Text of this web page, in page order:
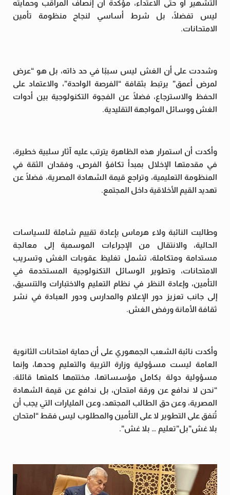
التشهير أو حتى الاعتداء، مؤكدة أن إنصاف المراقب وحمايته
ليس تفضلًا، بل شرط أساسي لنجاح منظومة تأمين
الامتحانات.
وشددت على أن الغش ليس سببًا في حد ذاته، بل هو “عرض
لمرض أعمق” يرتبط بثقافة “الفرصة الواحدة”، والاعتماد على
الحفظ والاسترجاع، فضلًا عن الفجوة التكنولوجية بين أدوات
الغش ووسائل المواجهة التقليدية.
وأكدت أن استمرار هذه الظاهرة يترتب عليه آثار سلبية خطيرة،
في مقدمتها الإخلال بمبدأ تكافؤ الفرص، وفقدان الثقة في
المنظومة التعليمية، وتراجع قيمة الشهادة المصرية، فضلًا عن
تهديد القيم الأخلاقية داخل المجتمع.
وطالبت النائبة ولاء هرماس بإعادة تقييم شاملة للسياسات
الحالية، والانتقال من الإجراءات الموسمية إلى معالجة
مستدامة ومتكاملة، تشمل تغليظ عقوبات الغش وتسريب
الامتحانات، وتطوير الوسائل التكنولوجية المستخدمة في
التأمين، وإعادة النظر في نظام التعليم والاختبارات والتنسيق،
إلى جانب تعزيز دور الإعلام والمدارس ودور العبادة في نشر
ثقافة الأمانة ورفض الغش.
وأكدت نائبة الشعب الجمهوري على أن حماية امتحانات الثانوية
العامة ليست مسؤولية وزارة التربية والتعليم وحدها، وإنما
مسؤولية دولة بكامل مؤسساتها، مختتمها كلمتها قائلة:
“نحن لا ندافع عن ورقة امتحان، بل ندافع عن قيمة الشهادة
المصرية، وعن حق الطالب المجتهد، وعن المليارات التي يجب أن
تُنفق على التطوير لا على التأمين والمطلوب ليس فقط “امتحان
بلا غش”بل”تعليم … بلا غش”.